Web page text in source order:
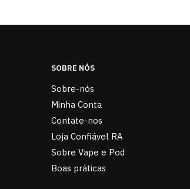
SOBRE NÓS
Sobre-nós
Minha Conta
Contate-nos
Loja Confiável RA
Sobre Vape e Pod
Boas práticas